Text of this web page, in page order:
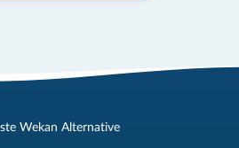
Wekan Alternative